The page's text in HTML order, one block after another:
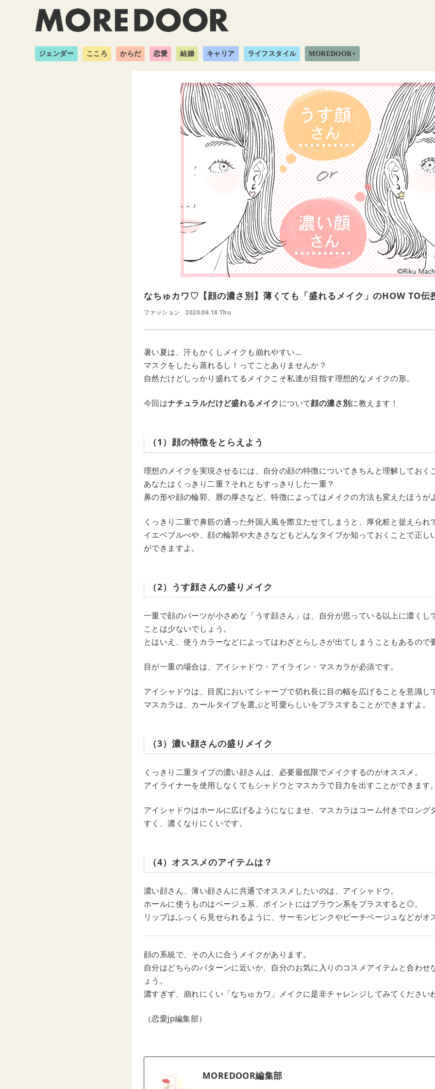
ジェンダー こころ からだ 恋愛 結婚 キャリア ライフスタイル MOREDOOR+
なちゅカワ♡【顔の濃さ別】薄くても「盛れるメイク」のHOW TO伝
ファッション 2020.06.18 Thu
暑い夏は、汗もかくしメイクも崩れやすい…
マスクをしたら蒸れるし！ってことありませんか？
自然だけどしっかり盛れてるメイクこそ私達が目指す理想的なメイクの形。
今回はナチュラルだけど盛れるメイクについて顔の濃さ別に教えます！
（1）顔の特徴をとらえよう
理想のメイクを実現させるには、自分の顔の特徴についてきちんと理解しておく
あなたはくっきり二重？それともすっきりした一重？
鼻の形や顔の輪郭、唇の厚さなど、特徴によってはメイクの方法も変えたほうが
くっきり二重で鼻筋の通った外国人風を際立たせてしまうと、厚化粧と捉えられ
イエベブルべや、顔の輪郭や大きさなどもどんなタイプか知っておくことで正し
ができますよ。
（2）うす顔さんの盛りメイク
一重で顔のパーツが小さめな「うす顔さん」は、自分が思っている以上に濃くし
ことは少ないでしょう。
とはいえ、使うカラーなどによってはわざとらしさが出てしまうこともあるので
目が一重の場合は、アイシャドウ・アイライン・マスカラが必須です。
アイシャドウは、目尻においてシャープで切れ長に目の幅を広げることを意識し
マスカラは、カールタイプを選ぶと可愛らしいをプラスすることができますよ。
（3）濃い顔さんの盛りメイク
くっきり二重タイプの濃い顔さんは、必要最低限でメイクするのがオススメ。
アイライナーを使用しなくてもシャドウとマスカラで目力を出すことができます
アイシャドウはホールに広げるようになじませ、マスカラはコーム付きでロング
すく、濃くなりにくいです。
（4）オススメのアイテムは？
濃い顔さん、薄い顔さんに共通でオススメしたいのは、アイシャドウ。
ホールに使うものはベージュ系、ポイントにはブラウン系をプラスすると◎。
リップはふっくら見せられるように、サーモンピンクやピーチベージュなどがオ
顔の系統で、その人に合うメイクがあります。
自分はどちらのパターンに近いか、自分のお気に入りのコスメアイテムと合わせ
ょう。
濃すぎず、崩れにくい「なちゅカワ」メイクに是非チャレンジしてみてください
（恋愛jp編集部）
MOREDOOR編集部